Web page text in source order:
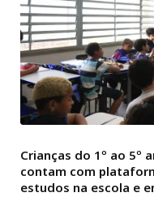
Crianças do 1º ao 5º
contam com
estudos na escola e